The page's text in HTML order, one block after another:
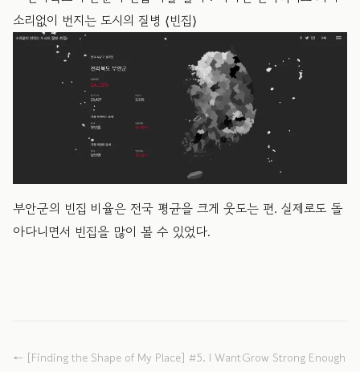
소리없이 번지는 도시의 질병 ⟨빈집⟩
부안군의 빈집 비율은 전국 평균을 크게 웃도는 편. 실제로도 돌
아다니면서 빈집을 많이 볼 수 있었다.
← [Finding the Shape of My Place] #5. I WantGrow Strong Enough